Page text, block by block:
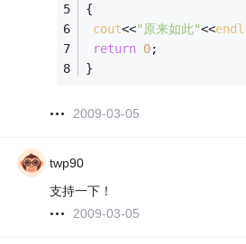
{
cout<<"原来如此"<<endl
return 0;
}
2009-03-05
twp90
支持一下！
2009-03-05